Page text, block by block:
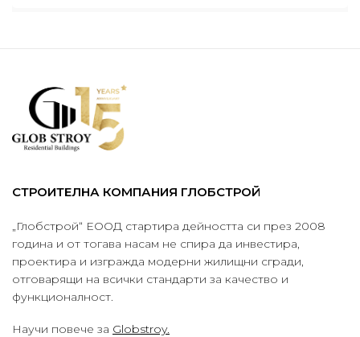
СТРОИТЕЛНА КОМПАНИЯ ГЛОБСТРОЙ
„Глобстрой“ ЕООД стартира дейността си през 2008
година и от тогава насам не спира да инвестира,
проектира и изгражда модерни жилищни сгради,
отговарящи на всички стандарти за качество и
функционалност.
Научи повече за Globstroy.